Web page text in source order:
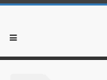
Перейти к основному
Мобильное